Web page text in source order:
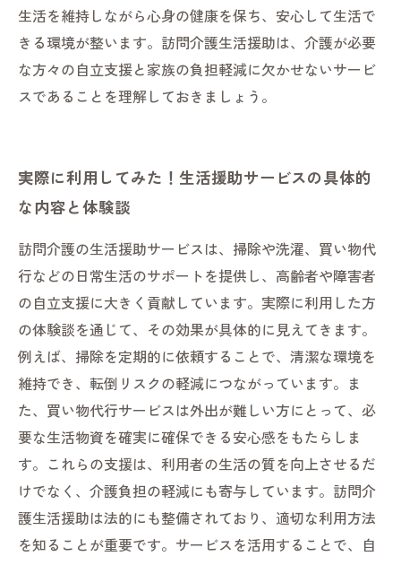
生活を維持しながら心身の健康を保ち、安心して生活で
きる環境が整います。訪問介護生活援助は、介護が必要
な方々の自立支援と家族の負担軽減に欠かせないサービ
スであることを理解しておきましょう。
実際に利用してみた！生活援助サービスの具体的
な内容と体験談
訪問介護の生活援助サービスは、掃除や洗濯、買い物代
行などの日常生活のサポートを提供し、高齢者や障害者
の自立支援に大きく貢献しています。実際に利用した方
の体験談を通じて、その効果が具体的に見えてきます。
例えば、掃除を定期的に依頼することで、清潔な環境を
維持でき、転倒リスクの軽減につながっています。ま
た、買い物代行サービスは外出が難しい方にとって、必
要な生活物資を確実に確保できる安心感をもたらしま
す。これらの支援は、利用者の生活の質を向上させるだ
けでなく、介護負担の軽減にも寄与しています。訪問介
護生活援助は法的にも整備されており、適切な利用方法
を知ることが重要です。サービスを活用することで、自